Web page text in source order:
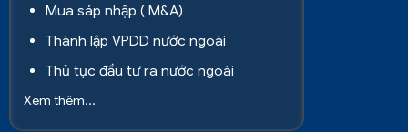
Mua sáp nhập ( M&A)
Thành lập VPDD nước ngoài
Thủ tục đầu tư ra nước ngoài
Xem thêm...